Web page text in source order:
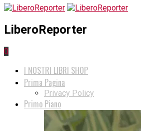
LiberoReporter
0
I NOSTRI LIBRI SHOP
Prima Pagina
Privacy Policy
Primo Piano